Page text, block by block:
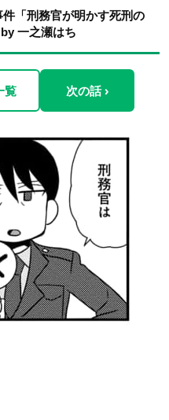
「刑務官が明かす死刑の
一之瀬はち
覧 次の話 ›